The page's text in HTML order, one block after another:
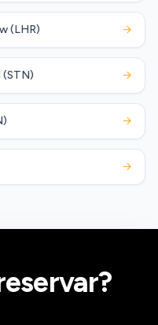
(LHR) →
→
→
→